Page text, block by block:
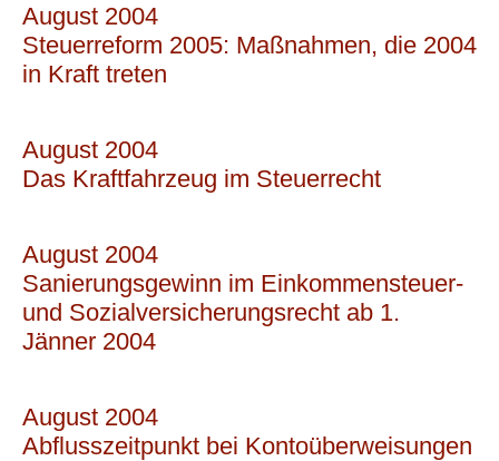
August 2004
Steuerreform 2005: Maßnahmen, die 2004
in Kraft treten
August 2004
Das Kraftfahrzeug im Steuerrecht
August 2004
Sanierungsgewinn im Einkommensteuer-
und Sozialversicherungsrecht ab 1.
Jänner 2004
August 2004
Abflusszeitpunkt bei Kontoüberweisungen